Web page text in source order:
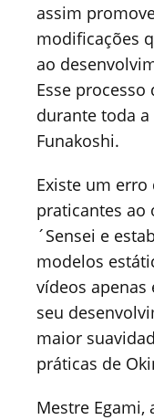
assim
modificações
ao
Esse
durante toda
Funakoshi.
Existe um
praticantes ao
´Sensei e
modelos
vídeos
seu
maior
práticas de
Mestre Egami,